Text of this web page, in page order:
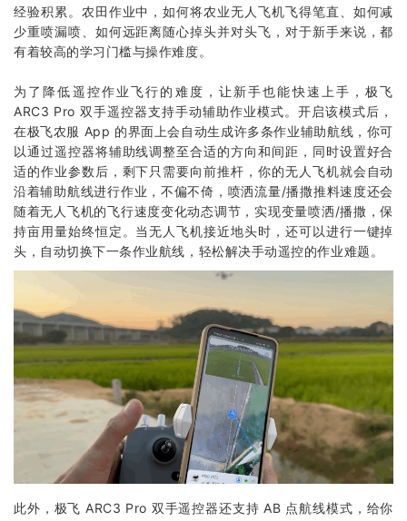
经验积累。农田作业中，如何将农业无人飞机飞得笔直、如何减
少重喷漏喷、如何远距离随心掉头并对头飞，对于新手来说，都
有着较高的学习门槛与操作难度。
为了降低遥控作业飞行的难度，让新手也能快速上手，极飞
ARC3 Pro 双手遥控器支持手动辅助作业模式。开启该模式后，
在极飞农服 App 的界面上会自动生成许多条作业辅助航线，你可
以通过遥控器将辅助线调整至合适的方向和间距，同时设置好合
适的作业参数后，剩下只需要向前推杆，你的无人飞机就会自动
沿着辅助航线进行作业，不偏不倚，喷洒流量/播撒推料速度还会
随着无人飞机的飞行速度变化动态调节，实现变量喷洒/播撒，保
持亩用量始终恒定。当无人飞机接近地头时，还可以进行一键掉
头，自动切换下一条作业航线，轻松解决手动遥控的作业难题。
此外，极飞 ARC3 Pro 双手遥控器还支持 AB 点航线模式，给你